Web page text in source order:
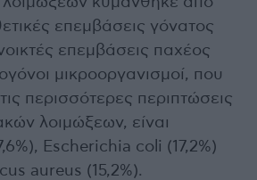
επεμβάσεις γόνατος
επεμβάσεις παχέος
μικροοργανισμοί, που
περισσότερες περιπτώσεις
λοιμώξεων, είναι
Escherichia coli (17,2%)
aureus (15,2%).